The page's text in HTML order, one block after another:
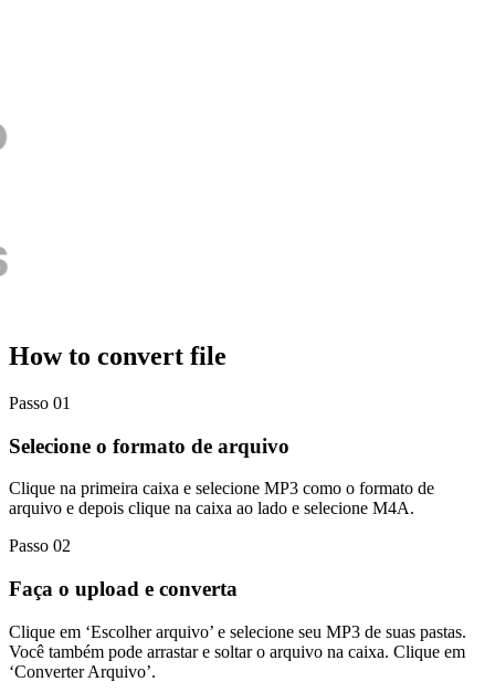
How to convert file
Passo 01
Selecione o formato de arquivo
Clique na primeira caixa e selecione MP3 como o formato de
arquivo e depois clique na caixa ao lado e selecione M4A.
Passo 02
Faça o upload e converta
Clique em ‘Escolher arquivo’ e selecione seu MP3 de suas pastas.
Você também pode arrastar e soltar o arquivo na caixa. Clique em
‘Converter Arquivo’.